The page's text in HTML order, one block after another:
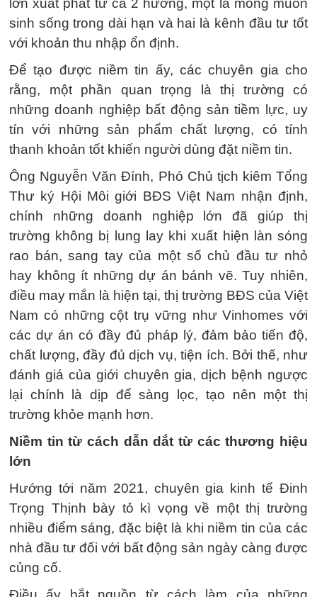
lớn xuất phát từ cả 2 hướng, một là mong muốn
sinh sống trong dài hạn và hai là kênh đầu tư tốt
với khoản thu nhập ổn định.
Để tạo được niềm tin ấy, các chuyên gia cho
rằng, một phần quan trọng là thị trường có
những doanh nghiệp bất động sản tiềm lực, uy
tín với những sản phẩm chất lượng, có tính
thanh khoản tốt khiến người dùng đặt niềm tin.
Ông Nguyễn Văn Đính, Phó Chủ tịch kiêm Tổng
Thư ký Hội Môi giới BĐS Việt Nam nhận định,
chính những doanh nghiệp lớn đã giúp thị
trường không bị lung lay khi xuất hiện làn sóng
rao bán, sang tay của một số chủ đầu tư nhỏ
hay không ít những dự án bánh vẽ. Tuy nhiên,
điều may mắn là hiện tại, thị trường BĐS của Việt
Nam có những cột trụ vững như Vinhomes với
các dự án có đầy đủ pháp lý, đảm bảo tiến độ,
chất lượng, đầy đủ dịch vụ, tiện ích. Bởi thế, như
đánh giá của giới chuyên gia, dịch bệnh ngược
lại chính là dịp để sàng lọc, tạo nên một thị
trường khỏe mạnh hơn.
Niềm tin từ cách dẫn dắt từ các thương hiệu
lớn
Hướng tới năm 2021, chuyên gia kinh tế Đinh
Trọng Thịnh bày tỏ kì vọng về một thị trường
nhiều điểm sáng, đặc biệt là khi niềm tin của các
nhà đầu tư đối với bất động sản ngày càng được
củng cố.